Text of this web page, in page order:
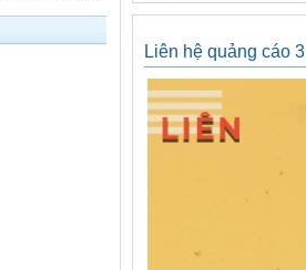
Liên hệ quảng cáo 3